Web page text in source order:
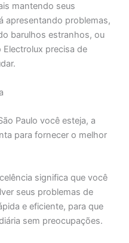
mantendo seus
apresentando problemas,
barulhos estranhos, ou
precisa de
Paulo você esteja, a
para fornecer o melhor
significa que você
seus problemas de
e eficiente, para que
sem preocupações.